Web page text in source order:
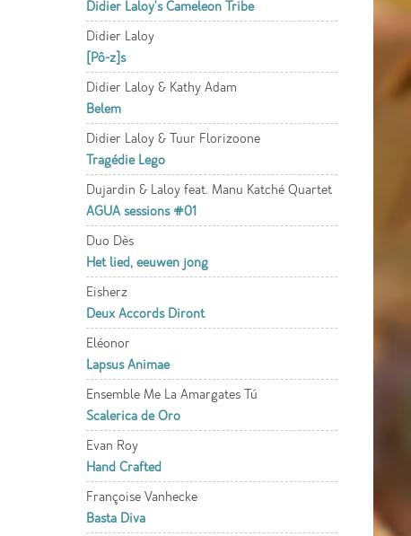
Didier Laloy's Cameleon Tribe
Didier Laloy
[Pô-z]s
Didier Laloy & Kathy Adam
Belem
Didier Laloy & Tuur Florizoone
Tragédie Lego
Dujardin & Laloy feat. Manu Katché Quartet
AGUA sessions #01
Duo Dès
Het lied, eeuwen jong
Eisherz
Deux Accords Diront
Eléonor
Lapsus Animae
Ensemble Me La Amargates Tú
Scalerica de Oro
Evan Roy
Hand Crafted
Françoise Vanhecke
Basta Diva